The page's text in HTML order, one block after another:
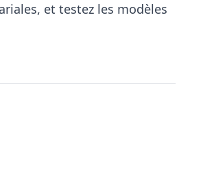
et testez les modèles